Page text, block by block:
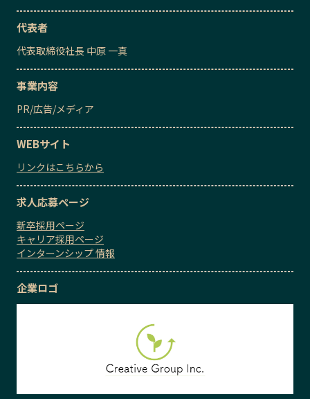
代表者
代表取締役社長 中原 一真
事業内容
PR/広告/メディア
WEBサイト
リンクはこちらから
求人応募ページ
新卒採用ページ
キャリア採用ページ
インターンシップ 情報
企業ロゴ